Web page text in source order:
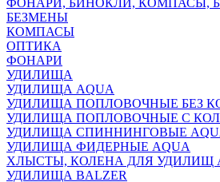
ФОНАРИ, БИНОКЛИ, КОМПАСЫ,
БЕЗМЕНЫ
КОМПАСЫ
ОПТИКА
ФОНАРИ
УДИЛИЩА
УДИЛИЩА AQUA
УДИЛИЩА ПОПЛОВОЧНЫЕ БЕЗ
УДИЛИЩА ПОПЛОВОЧНЫЕ С
УДИЛИЩА СПИННИНГОВЫЕ
УДИЛИЩА ФИДЕРНЫЕ AQUA
ХЛЫСТЫ, КОЛЕНА ДЛЯ УДИЛИЩ
УДИЛИЩА BALZER